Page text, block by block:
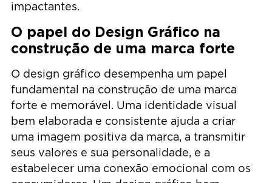
impactantes.
O papel do Design Gráfico na
construção de uma marca forte
O design gráfico desempenha um papel
fundamental na construção de uma marca
forte e memorável. Uma identidade visual
bem elaborada e consistente ajuda a criar
uma imagem positiva da marca, a transmitir
seus valores e sua personalidade, e a
estabelecer uma conexão emocional com os